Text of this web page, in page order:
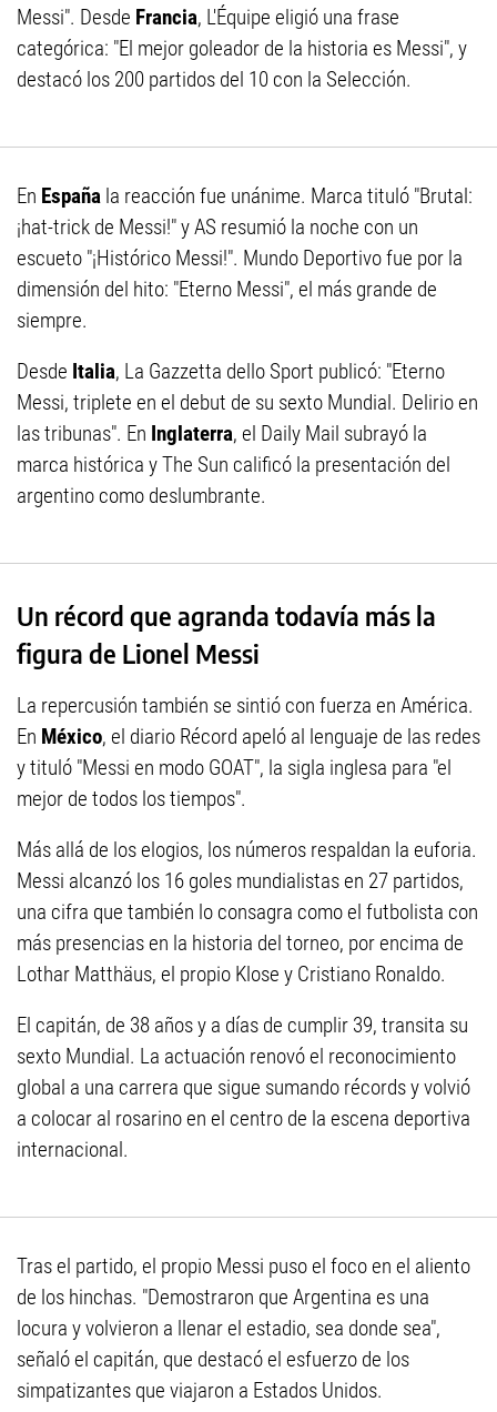
Messi". Desde Francia, L'Équipe eligió una frase
categórica: "El mejor goleador de la historia es Messi", y
destacó los 200 partidos del 10 con la Selección.
En España la reacción fue unánime. Marca tituló "Brutal:
¡hat-trick de Messi!" y AS resumió la noche con un
escueto "¡Histórico Messi!". Mundo Deportivo fue por la
dimensión del hito: "Eterno Messi", el más grande de
siempre.
Desde Italia, La Gazzetta dello Sport publicó: "Eterno
Messi, triplete en el debut de su sexto Mundial. Delirio en
las tribunas". En Inglaterra, el Daily Mail subrayó la
marca histórica y The Sun calificó la presentación del
argentino como deslumbrante.
Un récord que agranda todavía más la
figura de Lionel Messi
La repercusión también se sintió con fuerza en América.
En México, el diario Récord apeló al lenguaje de las redes
y tituló "Messi en modo GOAT", la sigla inglesa para "el
mejor de todos los tiempos".
Más allá de los elogios, los números respaldan la euforia.
Messi alcanzó los 16 goles mundialistas en 27 partidos,
una cifra que también lo consagra como el futbolista con
más presencias en la historia del torneo, por encima de
Lothar Matthäus, el propio Klose y Cristiano Ronaldo.
El capitán, de 38 años y a días de cumplir 39, transita su
sexto Mundial. La actuación renovó el reconocimiento
global a una carrera que sigue sumando récords y volvió
a colocar al rosarino en el centro de la escena deportiva
internacional.
Tras el partido, el propio Messi puso el foco en el aliento
de los hinchas. "Demostraron que Argentina es una
locura y volvieron a llenar el estadio, sea donde sea",
señaló el capitán, que destacó el esfuerzo de los
simpatizantes que viajaron a Estados Unidos.